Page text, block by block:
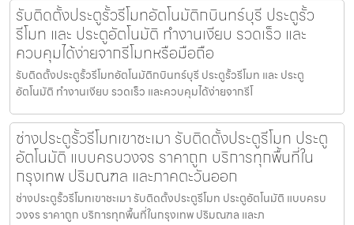
รับติดตั้งประตูรั้วรีโมทอัตโนมัติกบินทร์บุรี ประตูรั้ว
รีโมท และ ประตูอัตโนมัติ ทำงานเงียบ รวดเร็ว และ
ควบคุมได้ง่ายจากรีโมทหรือมือถือ
รับติดตั้งประตูรั้วรีโมทอัตโนมัติกบินทร์บุรี ประตูรั้วรีโมท และ ประตู
อัตโนมัติ ทำงานเงียบ รวดเร็ว และควบคุมได้ง่ายจากรีโ
ช่างประตูรั้วรีโมทเขาชะเมา รับติดตั้งประตูรีโมท ประตู
อัตโนมัติ แบบครบวงจร ราคาถูก บริการทุกพื้นที่ใน
กรุงเทพ ปริมณฑล และภาคตะวันออก
ช่างประตูรั้วรีโมทเขาชะเมา รับติดตั้งประตูรีโมท ประตูอัตโนมัติ แบบครบ
วงจร ราคาถูก บริการทุกพื้นที่ในกรุงเทพ ปริมณฑล และภ